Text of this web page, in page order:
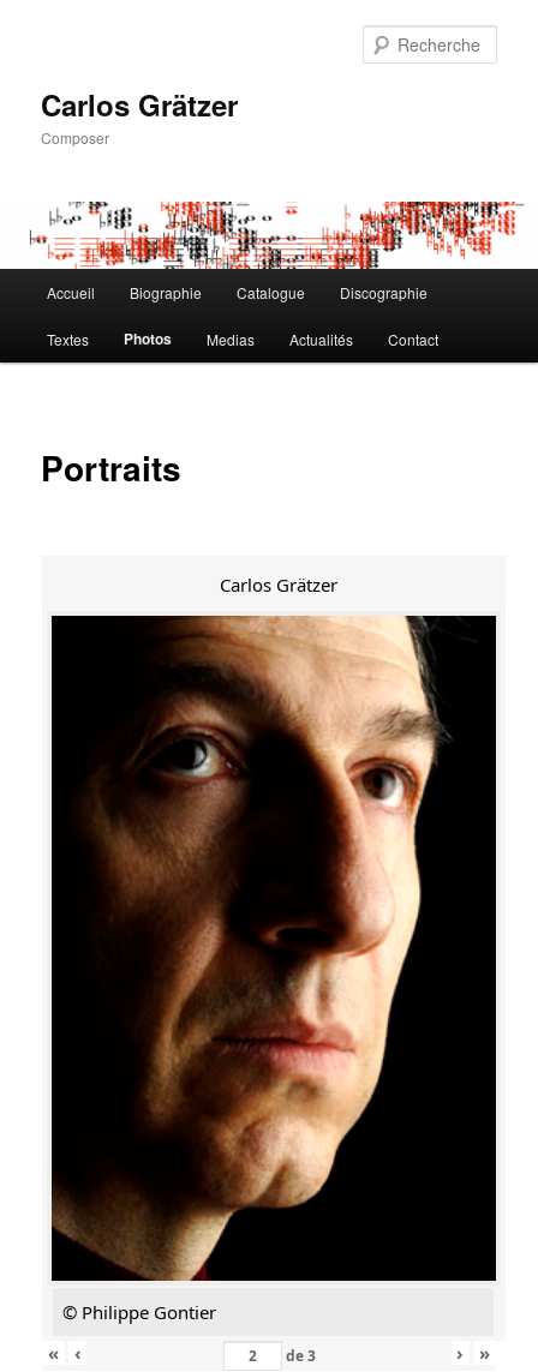
Carlos Grätzer
Composer
Accueil Biographie Catalogue Discographie
Textes Photos Medias Actualités Contact
Portraits
Carlos Grätzer
© Philippe Gontier
«
‹ de3 › »